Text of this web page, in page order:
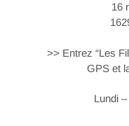
16
>> Entrez “Les
GPS et
Lundi